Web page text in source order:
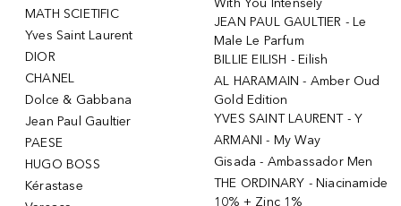
MATH SCIETIFIC
Yves Saint Laurent
DIOR
CHANEL
Dolce & Gabbana
Jean Paul Gaultier
PAESE
HUGO BOSS
Kérastase
With You Intensely
JEAN PAUL GAULTIER - Le
Male Le Parfum
BILLIE EILISH - Eilish
AL HARAMAIN - Amber Oud
Gold Edition
YVES SAINT LAURENT - Y
ARMANI - My Way
Gisada - Ambassador Men
THE ORDINARY - Niacinamide
10% + Zinc 1%